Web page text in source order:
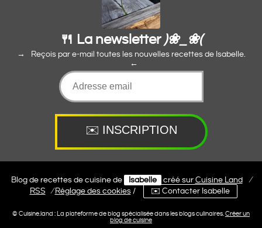
🍴 La newsletter)❀_❀(
Reçois par e-mail toutes les nouvelles recettes de Isabelle.
Blog de recettes de cuisine de Isabelle créé sur CuisineLand
⁄
RSS
⁄Réglage des cookies/ ✉️ Contacter Isabelle
© Cuisine.land : La plateforme de blog spécialisée dans les blogs culinaires. Créer un
blog de cuisine